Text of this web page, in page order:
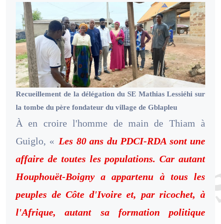
Recueillement de la délégation du SE Mathias Lessiéhi sur
la tombe du père fondateur du village de Gblapleu
À en croire l'homme de main de Thiam à
Guiglo, « Les 80 ans du PDCI-RDA sont une
affaire de toutes les populations. Car autant
Houphouët-Boigny a appartenu à tous les
peuples de Côte d'Ivoire et, par ricochet, à
l'Afrique, autant sa formation politique